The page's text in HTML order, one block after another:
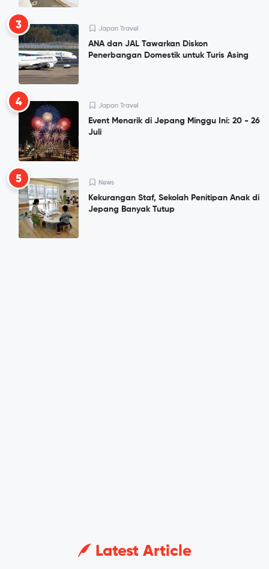
3 Japan Travel
ANA dan JAL Tawarkan Diskon
Penerbangan Domestik untuk Turis Asing
4 Japan Travel
Event Menarik di Jepang Minggu Ini: 20 - 26
Juli
5 News
Kekurangan Staf, Sekolah Penitipan Anak di
Jepang Banyak Tutup
Latest Article